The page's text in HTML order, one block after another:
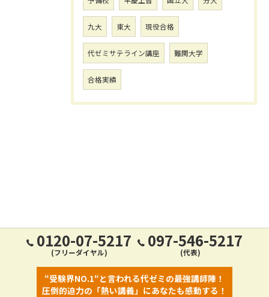
九大 東大 現役合格
代ゼミサテライン講座 難関大学
合格実績
0120-07-5217
(フリーダイヤル)
097-546-5217
(代表)
“受験界NO.1“と言われる代ゼミの最強講師陣！
圧倒的迫力の「熱い講義」にあなたも感動する！